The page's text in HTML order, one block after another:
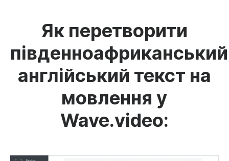
Як перетворити
південноафриканський
англійський текст на
мовлення у
Wave.video: